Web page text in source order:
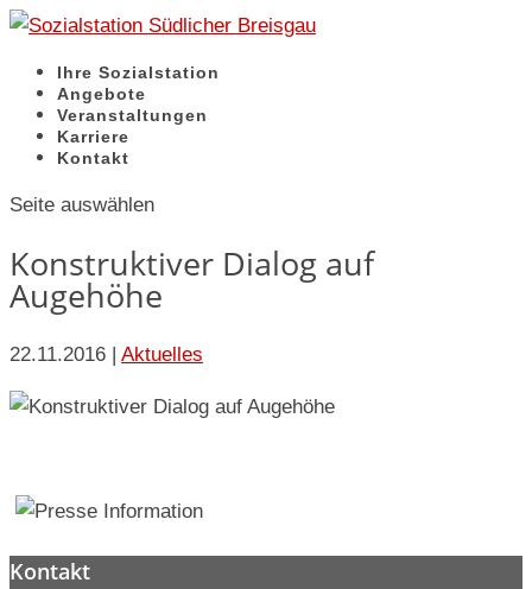
Ihre Sozialstation
Angebote
Veranstaltungen
Karriere
Kontakt
Seite auswählen
Konstruktiver Dialog auf
Augehöhe
22.11.2016 | Aktuelles
Kontakt